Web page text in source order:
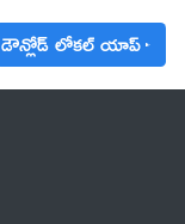
డౌన్లోడ్ లోకల్ యాప్